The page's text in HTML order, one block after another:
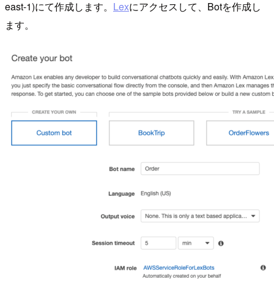
east-1)にて作成します。 Lexにアクセスして、Botを作成し
ます。